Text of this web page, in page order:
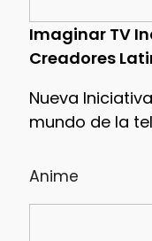
Imaginar TV
Creadores
Nueva
mundo de la
Anime